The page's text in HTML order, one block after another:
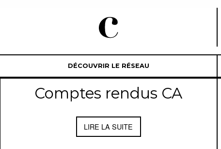
DÉCOUVRIR LE RÉSEAU
Comptes rendus CA
LIRE LA SUITE